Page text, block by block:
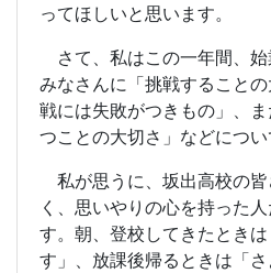
ってほしいと思います。
さて、私はこの一年間、始
みなさんに「挑戦すること
戦には失敗がつきもの」、
つことの大切さ」などについ
私が思うに、坂出高校の
く、思いやりの心を持った
す。朝、登校してきたとき
す」、放課後帰るときは「